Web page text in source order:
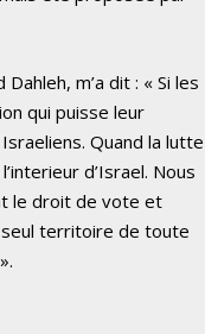
m’a dit : « Si les
qui puisse leur
Quand la lutte
d’Israel. Nous
le droit de vote et
seul territoire de toute